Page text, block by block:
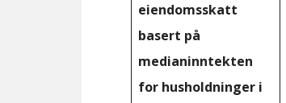
eiendomsskatt
basert på
medianinntekten
for husholdninger i